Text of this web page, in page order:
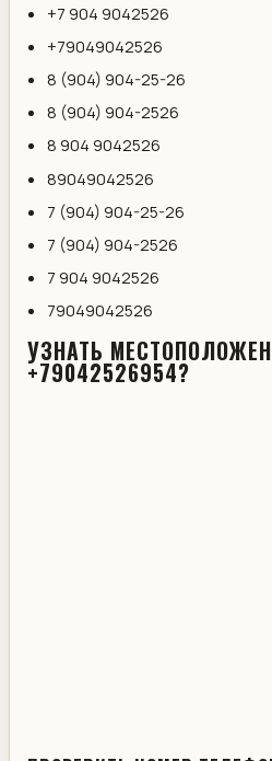
+7 904 9042526
+79049042526
8 (904) 904-25-26
8 (904) 904-2526
8 904 9042526
89049042526
7 (904) 904-25-26
7 (904) 904-2526
7 904 9042526
79049042526
УЗНАТЬ
+79042526954?